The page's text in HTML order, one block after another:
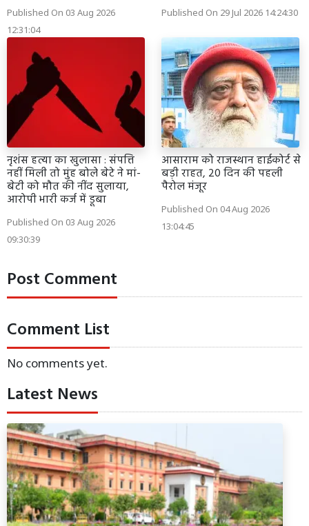
Published On 03 Aug 2026
12:31:04
Published On 29 Jul 2026 14:24:30
नृशंस हत्या का खुलासा : संपत्ति
नहीं मिली तो मुंह बोले बेटे ने मां-
बेटी को मौत की नींद सुलाया,
आरोपी भारी कर्ज में डूबा
Published On 03 Aug 2026
09:30:39
आसाराम को राजस्थान हाईकोर्ट से
बड़ी राहत, 20 दिन की पहली
पैरोल मंजूर
Published On 04 Aug 2026
13:04:45
Post Comment
Comment List
No comments yet.
Latest News